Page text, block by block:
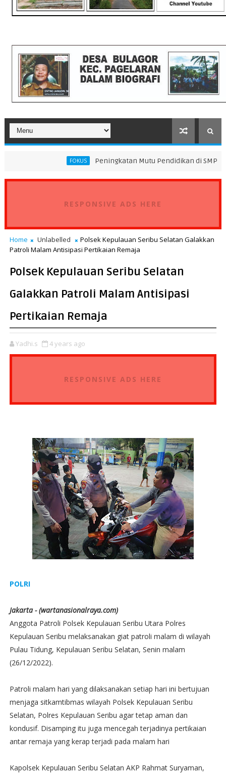
Peningkatan Mutu Pendidikan di SMP Darus Syifa
RESPONSIVE ADS HERE
Home Unlabelled
Polsek Kepulauan Seribu Selatan Galakkan
Patroli Malam Antisipasi Pertikaian Remaja
Polsek Kepulauan Seribu Selatan
Galakkan Patroli Malam Antisipasi
Pertikaian Remaja
Yadhi.s 4 years ago
RESPONSIVE ADS HERE
POLRI
Jakarta - (wartanasionalraya.com)
Anggota Patroli Polsek Kepulauan Seribu Utara Polres
Kepulauan Seribu melaksanakan giat patroli malam di wilayah
Pulau Tidung, Kepulauan Seribu Selatan, Senin malam
(26/12/2022).
Patroli malam hari yang dilaksanakan setiap hari ini bertujuan
menjaga sitkamtibmas wilayah Polsek Kepulauan Seribu
Selatan, Polres Kepulauan Seribu agar tetap aman dan
kondusif. Disamping itu juga mencegah terjadinya pertikaian
antar remaja yang kerap terjadi pada malam hari
Kapolsek Kepulauan Seribu Selatan AKP Rahmat Suryaman,